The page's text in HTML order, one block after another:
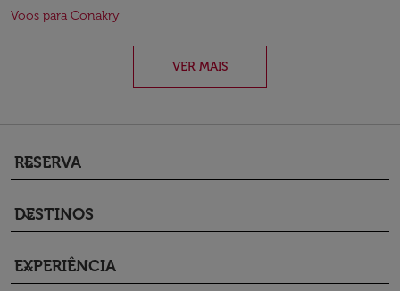
Voos para Conakry
VER MAIS
RESERVA
keyboard_arrow_down
DESTINOS
keyboard_arrow_down
EXPERIÊNCIA
keyboard_arrow_down